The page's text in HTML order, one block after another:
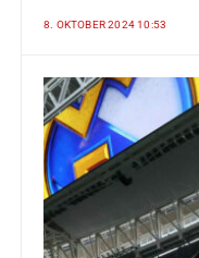
8. OKTOBER 2024 10:53